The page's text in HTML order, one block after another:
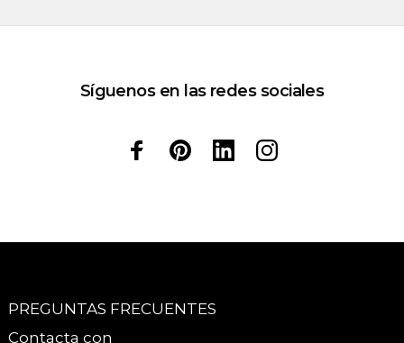
Síguenos en las redes sociales
PREGUNTAS FRECUENTES
Contacta con